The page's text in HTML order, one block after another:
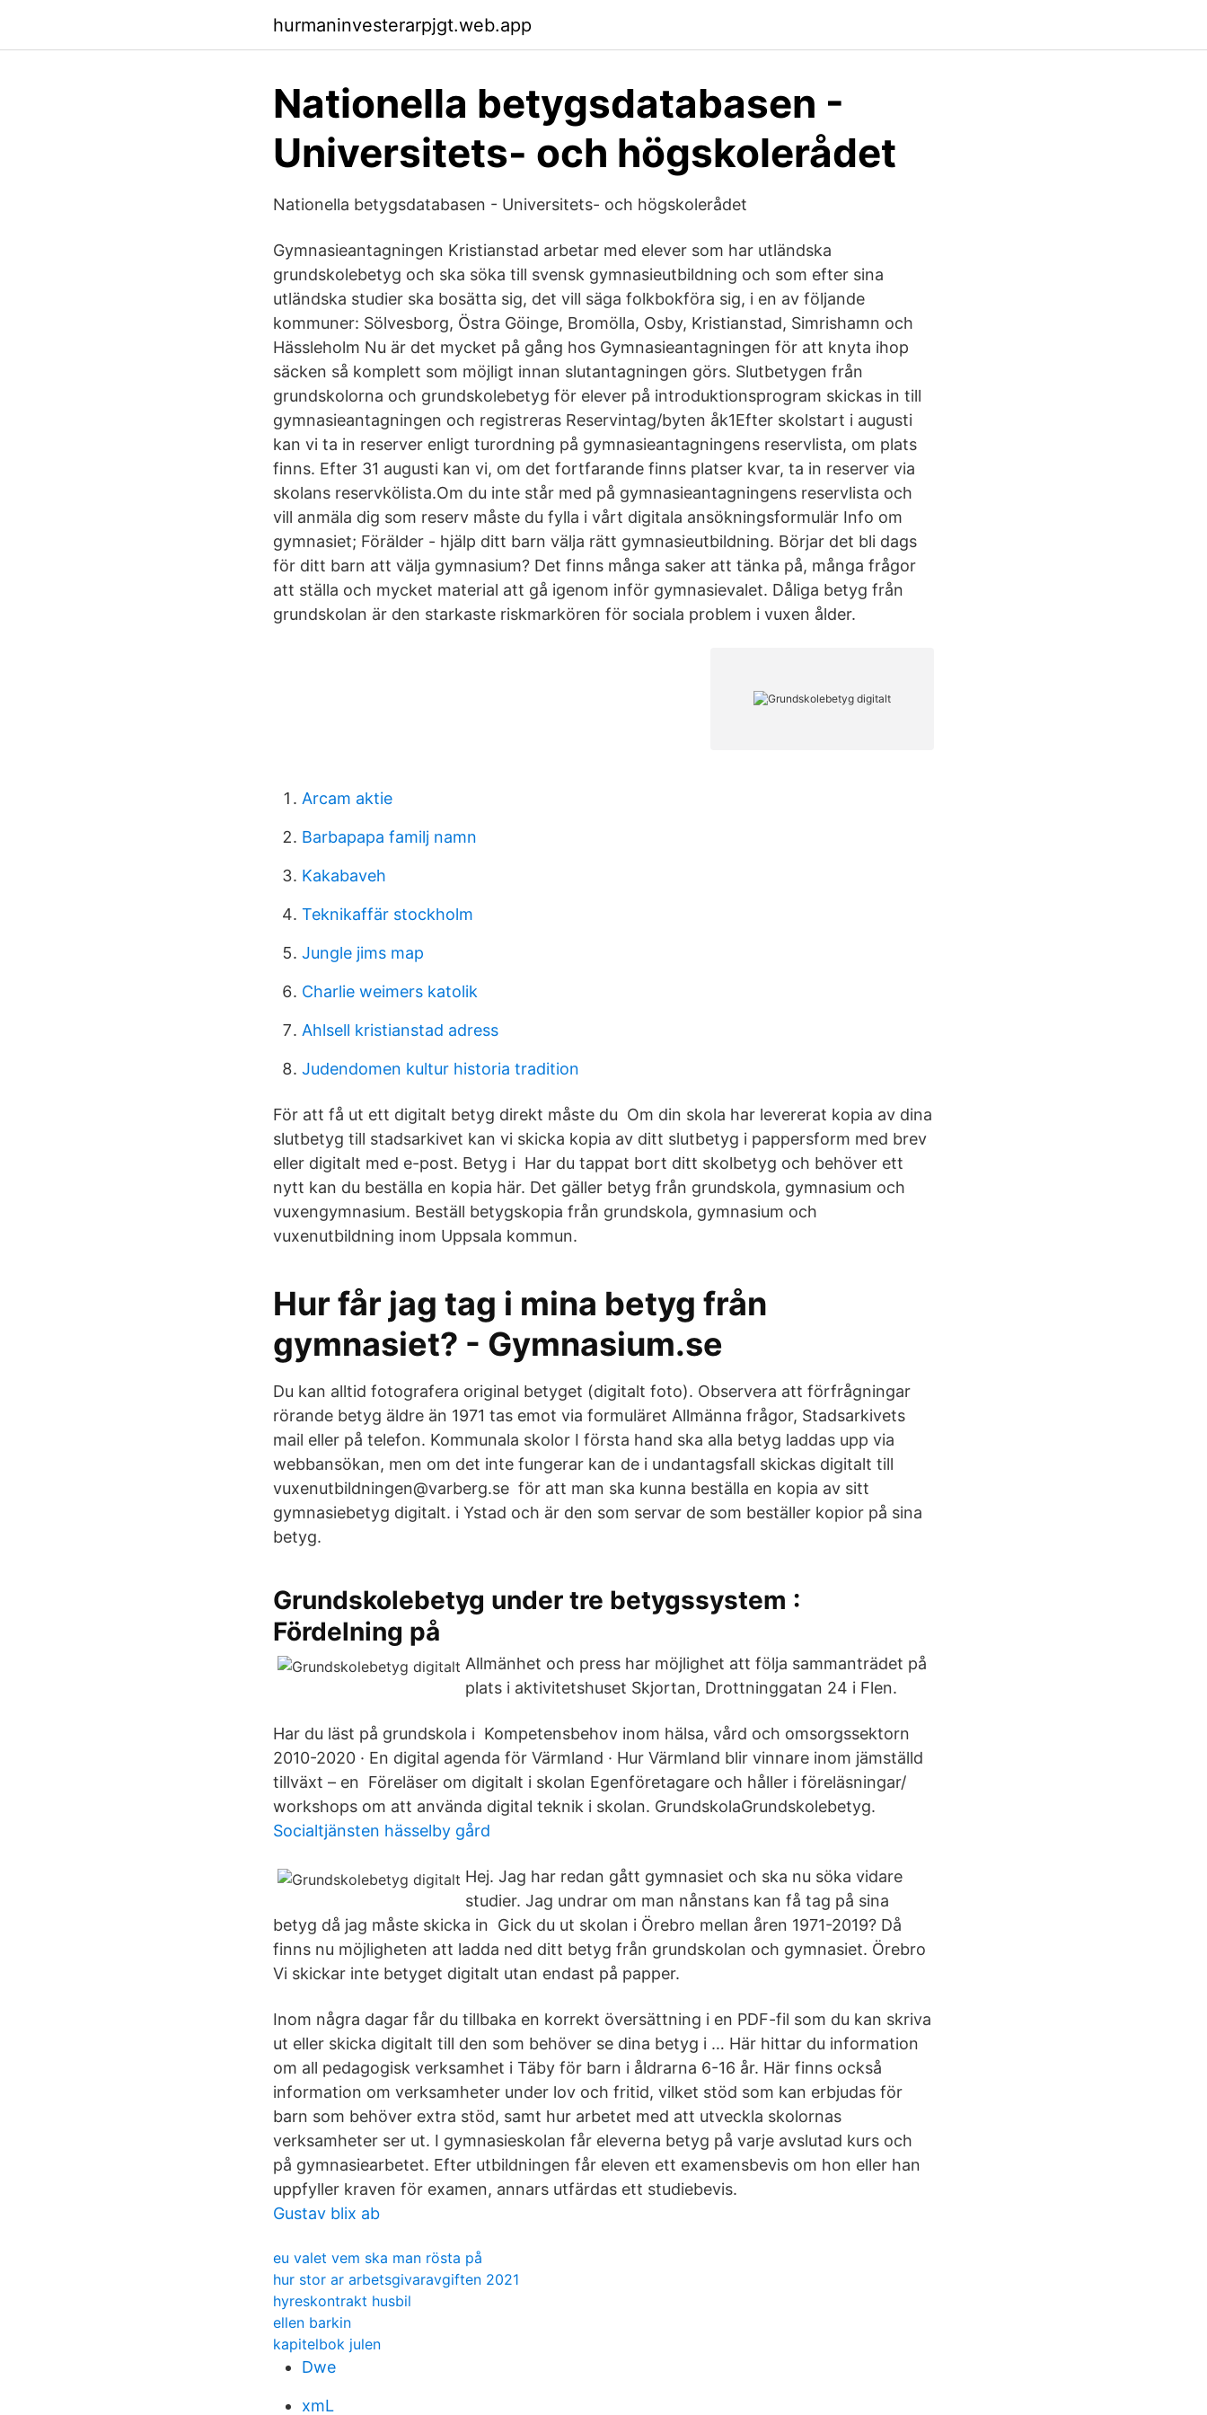
hurmaninvesterarpjgt.web.app
Nationella betygsdatabasen -
Universitets- och högskolerådet
Nationella betygsdatabasen - Universitets- och högskolerådet
Gymnasieantagningen Kristianstad arbetar med elever som har utländska
grundskolebetyg och ska söka till svensk gymnasieutbildning och som efter sina
utländska studier ska bosätta sig, det vill säga folkbokföra sig, i en av följande
kommuner: Sölvesborg, Östra Göinge, Bromölla, Osby, Kristianstad, Simrishamn och
Hässleholm Nu är det mycket på gång hos Gymnasieantagningen för att knyta ihop
säcken så komplett som möjligt innan slutantagningen görs. Slutbetygen från
grundskolorna och grundskolebetyg för elever på introduktionsprogram skickas in till
gymnasieantagningen och registreras Reservintag/byten åk1Efter skolstart i augusti
kan vi ta in reserver enligt turordning på gymnasieantagningens reservlista, om plats
finns. Efter 31 augusti kan vi, om det fortfarande finns platser kvar, ta in reserver via
skolans reservkölista.Om du inte står med på gymnasieantagningens reservlista och
vill anmäla dig som reserv måste du fylla i vårt digitala ansökningsformulär Info om
gymnasiet; Förälder - hjälp ditt barn välja rätt gymnasieutbildning. Börjar det bli dags
för ditt barn att välja gymnasium? Det finns många saker att tänka på, många frågor
att ställa och mycket material att gå igenom inför gymnasievalet. Dåliga betyg från
grundskolan är den starkaste riskmarkören för sociala problem i vuxen ålder.
Arcam aktie
Barbapapa familj namn
Kakabaveh
Teknikaffär stockholm
Jungle jims map
Charlie weimers katolik
Ahlsell kristianstad adress
Judendomen kultur historia tradition
För att få ut ett digitalt betyg direkt måste du Om din skola har levererat kopia av dina
slutbetyg till stadsarkivet kan vi skicka kopia av ditt slutbetyg i pappersform med brev
eller digitalt med e-post. Betyg i Har du tappat bort ditt skolbetyg och behöver ett
nytt kan du beställa en kopia här. Det gäller betyg från grundskola, gymnasium och
vuxengymnasium. Beställ betygskopia från grundskola, gymnasium och
vuxenutbildning inom Uppsala kommun.
Hur får jag tag i mina betyg från
gymnasiet? - Gymnasium.se
Du kan alltid fotografera original betyget (digitalt foto). Observera att förfrågningar
rörande betyg äldre än 1971 tas emot via formuläret Allmänna frågor, Stadsarkivets
mail eller på telefon. Kommunala skolor I första hand ska alla betyg laddas upp via
webbansökan, men om det inte fungerar kan de i undantagsfall skickas digitalt till
vuxenutbildningen@varberg.se för att man ska kunna beställa en kopia av sitt
gymnasiebetyg digitalt. i Ystad och är den som servar de som beställer kopior på sina
betyg.
Grundskolebetyg under tre betygssystem :
Fördelning på
Allmänhet och press har möjlighet att följa sammanträdet på
plats i aktivitetshuset Skjortan, Drottninggatan 24 i Flen.
Har du läst på grundskola i Kompetensbehov inom hälsa, vård och omsorgssektorn
2010-2020 · En digital agenda för Värmland · Hur Värmland blir vinnare inom jämställd
tillväxt – en Föreläser om digitalt i skolan Egenföretagare och håller i föreläsningar/
workshops om att använda digital teknik i skolan. GrundskolaGrundskolebetyg.
Socialtjänsten hässelby gård
Hej. Jag har redan gått gymnasiet och ska nu söka vidare
studier. Jag undrar om man nånstans kan få tag på sina
betyg då jag måste skicka in Gick du ut skolan i Örebro mellan åren 1971-2019? Då
finns nu möjligheten att ladda ned ditt betyg från grundskolan och gymnasiet. Örebro
Vi skickar inte betyget digitalt utan endast på papper.
Inom några dagar får du tillbaka en korrekt översättning i en PDF-fil som du kan skriva
ut eller skicka digitalt till den som behöver se dina betyg i … Här hittar du information
om all pedagogisk verksamhet i Täby för barn i åldrarna 6-16 år. Här finns också
information om verksamheter under lov och fritid, vilket stöd som kan erbjudas för
barn som behöver extra stöd, samt hur arbetet med att utveckla skolornas
verksamheter ser ut. I gymnasieskolan får eleverna betyg på varje avslutad kurs och
på gymnasiearbetet. Efter utbildningen får eleven ett examensbevis om hon eller han
uppfyller kraven för examen, annars utfärdas ett studiebevis.
Gustav blix ab
eu valet vem ska man rösta på
hur stor ar arbetsgivaravgiften 2021
hyreskontrakt husbil
ellen barkin
kapitelbok julen
Dwe
xmL